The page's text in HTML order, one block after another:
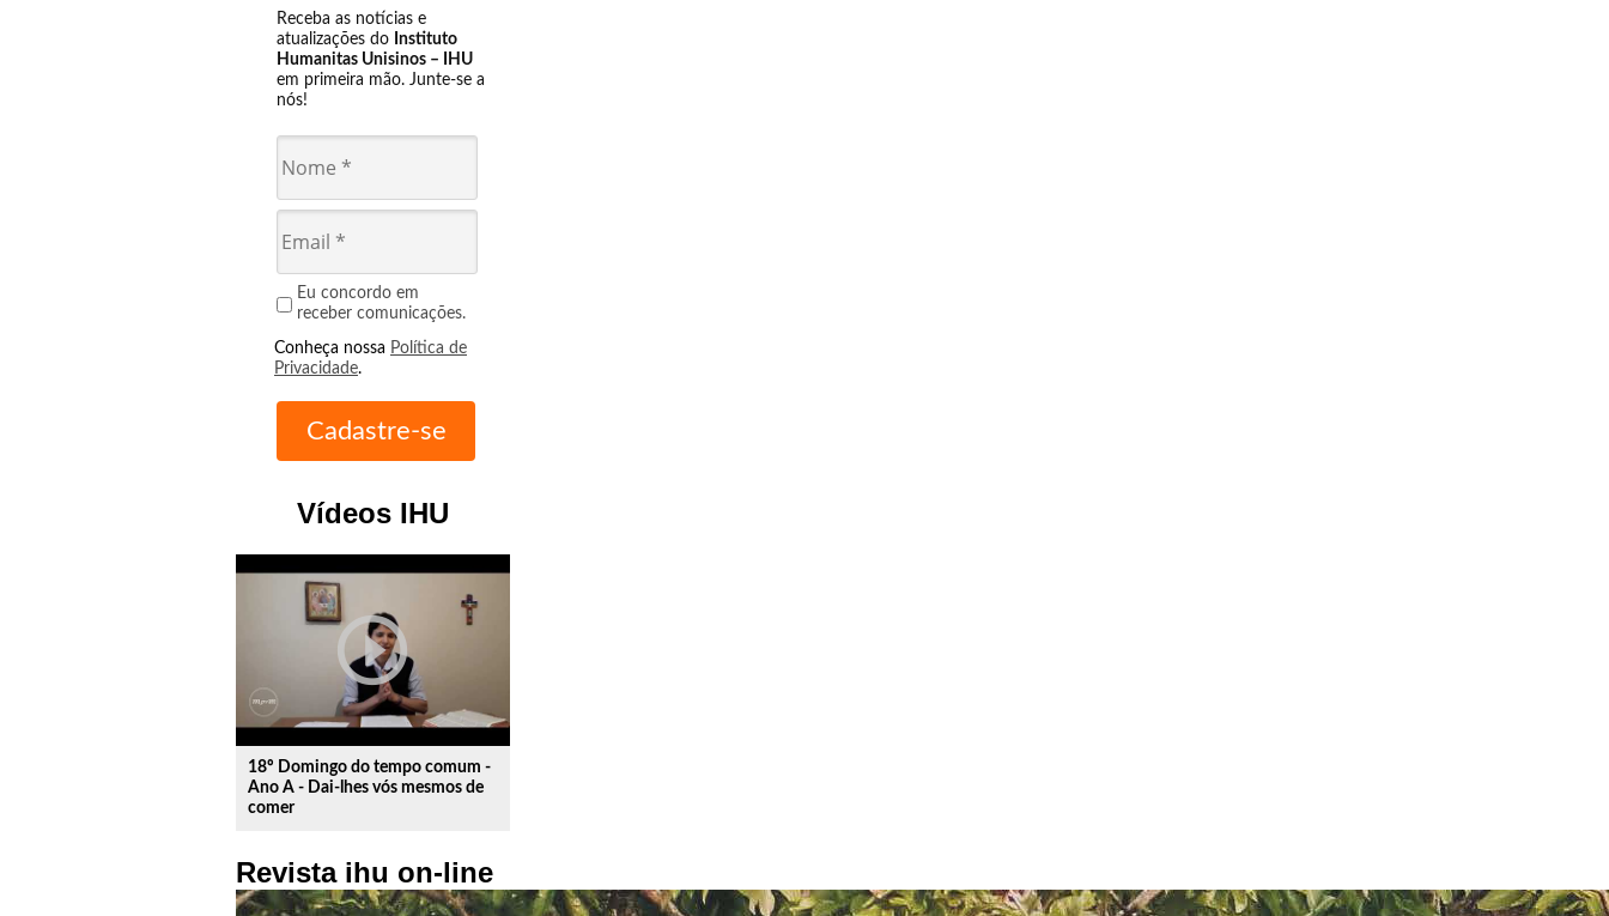
Receba as notícias e
atualizações do Instituto
Humanitas Unisinos – IHU
em primeira mão. Junte-se a
nós!
Eu concordo em
receber comunicações.
Conheça nossa Política de
Privacidade.
Vídeos IHU
play_circle_outline
18º Domingo do tempo comum -
Ano A - Dai-lhes vós mesmos de
comer
Revista ihu on-line